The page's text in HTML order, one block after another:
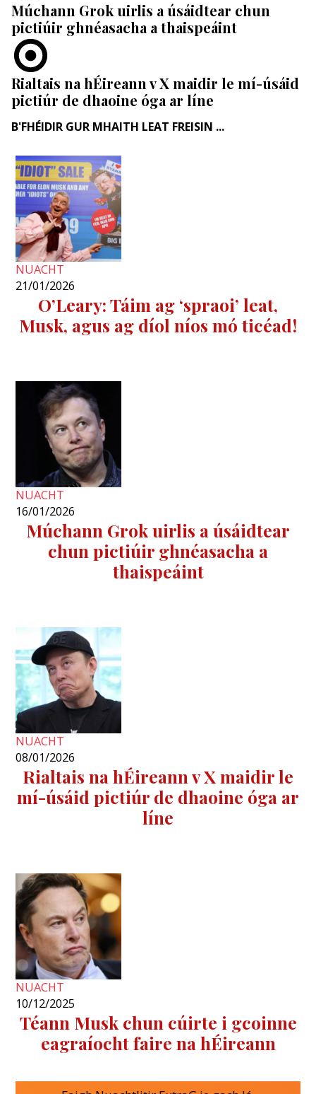
Múchann Grok uirlis a úsáidtear chun
pictiúir ghnéasacha a thaispeáint
Rialtais na hÉireann v X maidir le mí-úsáid
pictiúr de dhaoine óga ar líne
B'FHÉIDIR GUR MHAITH LEAT FREISIN ...
NUACHT
21/01/2026
O’Leary: Táim ag ‘spraoi’ leat,
Musk, agus ag díol níos mó ticéad!
NUACHT
16/01/2026
Múchann Grok uirlis a úsáidtear
chun pictiúir ghnéasacha a
thaispeáint
NUACHT
08/01/2026
Rialtais na hÉireann v X maidir le
mí-úsáid pictiúr de dhaoine óga ar
líne
NUACHT
10/12/2025
Téann Musk chun cúirte i gcoinne
eagraíocht faire na hÉireann